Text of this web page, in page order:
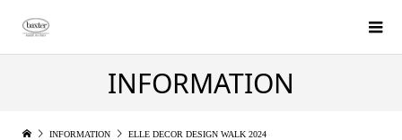
INFORMATION
INFORMATION ELLE DECOR DESIGN WALK 2024